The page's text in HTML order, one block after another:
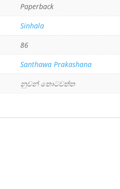
Paperback
Sinhala
86
Santhawa Prakashana
නුවන් තොටවත්ත